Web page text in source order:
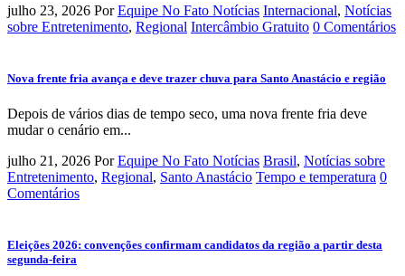
julho 23, 2026 Por Equipe No Fato Notícias Internacional, Notícias
sobre Entretenimento, Regional Intercâmbio Gratuito 0 Comentários
Nova frente fria avança e deve trazer chuva para Santo Anastácio e região
Depois de vários dias de tempo seco, uma nova frente fria deve
mudar o cenário em...
julho 21, 2026 Por Equipe No Fato Notícias Brasil, Notícias sobre
Entretenimento, Regional, Santo Anastácio Tempo e temperatura 0
Comentários
Eleições 2026: convenções confirmam candidatos da região a partir desta
segunda-feira